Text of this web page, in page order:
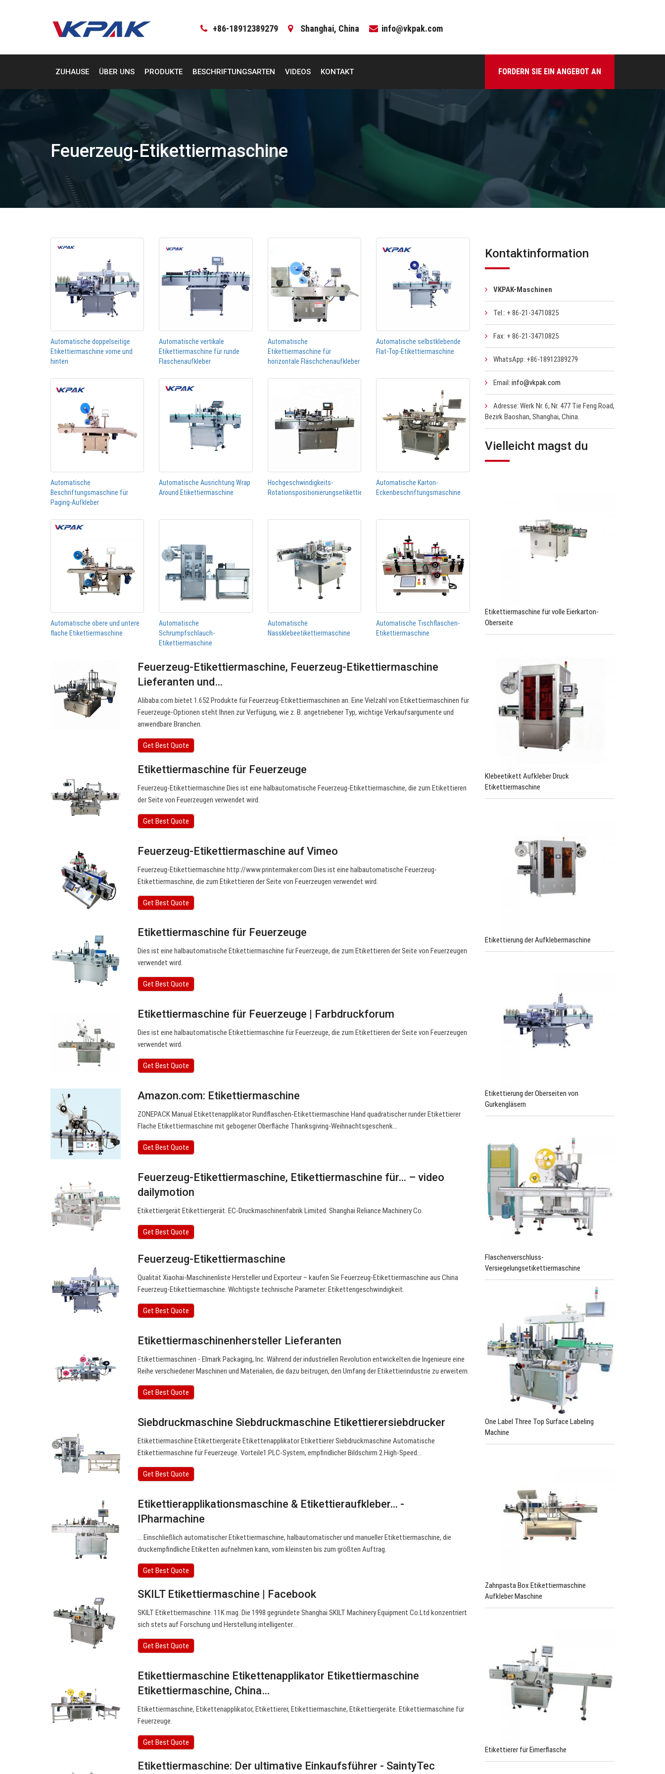
+86-18912389279 Shanghai, China info@vkpak.com
ZUHAUSE ÜBER UNS PRODUKTE BESCHRIFTUNGSARTEN VIDEOS KONTAKT FORDERN SIE EIN ANGEBOT AN
Feuerzeug-Etikettiermaschine
Automatische doppelseitige
Etikettiermaschine vorne und
hinten
Automatische vertikale
Etikettiermaschine für runde
Flaschenaufkleber
Automatische
Etikettiermaschine für
horizontale Fläschchenaufkleber
Automatische selbstklebende
Flat-Top-Etikettiermaschine
Automatische
Beschriftungsmaschine für
Paging-Aufkleber
Automatische Ausrichtung Wrap
Around Etikettiermaschine
Hochgeschwindigkeits-
Rotationspositionierungsetikettiermaschine
Automatische Karton-
Eckenbeschriftungsmaschine
Automatische obere und untere
flache Etikettiermaschine
Automatische
Schrumpfschlauch-
Etikettiermaschine
Automatische
Nassklebeetikettiermaschine
Automatische Tischflaschen-
Etikettiermaschine
Feuerzeug-Etikettiermaschine, Feuerzeug-Etikettiermaschine
Lieferanten und…
Alibaba.com bietet 1.652 Produkte für Feuerzeug-Etikettiermaschinen an. Eine Vielzahl von Etikettiermaschinen für
Feuerzeuge-Optionen steht Ihnen zur Verfügung, wie z. B. angetriebener Typ, wichtige Verkaufsargumente und
anwendbare Branchen.
Get Best Quote
Etikettiermaschine für Feuerzeuge
Feuerzeug-Etikettiermaschine Dies ist eine halbautomatische Feuerzeug-Etikettiermaschine, die zum Etikettieren
der Seite von Feuerzeugen verwendet wird.
Get Best Quote
Feuerzeug-Etikettiermaschine auf Vimeo
Feuerzeug-Etikettiermaschine http://www.printermaker.com Dies ist eine halbautomatische Feuerzeug-
Etikettiermaschine, die zum Etikettieren der Seite von Feuerzeugen verwendet wird.
Get Best Quote
Etikettiermaschine für Feuerzeuge
Dies ist eine halbautomatische Etikettiermaschine für Feuerzeuge, die zum Etikettieren der Seite von Feuerzeugen
verwendet wird.
Get Best Quote
Etikettiermaschine für Feuerzeuge | Farbdruckforum
Dies ist eine halbautomatische Etikettiermaschine für Feuerzeuge, die zum Etikettieren der Seite von Feuerzeugen
verwendet wird.
Get Best Quote
Amazon.com: Etikettiermaschine
ZONEPACK Manual Etikettenapplikator Rundflaschen-Etikettiermaschine Hand quadratischer runder Etikettierer
Flache Etikettiermaschine mit gebogener Oberfläche Thanksgiving-Weihnachtsgeschenk…
Get Best Quote
Feuerzeug-Etikettiermaschine, Etikettiermaschine für… – video
dailymotion
Etikettiergerät Etikettiergerät. EC-Druckmaschinenfabrik Limited. Shanghai Reliance Machinery Co.
Get Best Quote
Feuerzeug-Etikettiermaschine
Qualität Xiaohai-Maschinenliste Hersteller und Exporteur – kaufen Sie Feuerzeug-Etikettiermaschine aus China
Feuerzeug-Etikettiermaschine. Wichtigste technische Parameter: Etikettengeschwindigkeit.
Get Best Quote
Etikettiermaschinenhersteller Lieferanten
Etikettiermaschinen - Elmark Packaging, Inc. Während der industriellen Revolution entwickelten die Ingenieure eine
Reihe verschiedener Maschinen und Materialien, die dazu beitrugen, den Umfang der Etikettierindustrie zu erweitern.
Get Best Quote
Siebdruckmaschine Siebdruckmaschine Etikettierersiebdrucker
Etikettiermaschine Etikettiergeräte Etikettenapplikator Etikettierer Siebdruckmaschine Automatische
Etikettiermaschine für Feuerzeuge. Vorteile1.PLC-System, empfindlicher Bildschirm 2.High-Speed…
Get Best Quote
Etikettierapplikationsmaschine & Etikettieraufkleber… -
IPharmachine
… Einschließlich automatischer Etikettiermaschine, halbautomatischer und manueller Etikettiermaschine, die
druckempfindliche Etiketten aufnehmen kann, vom kleinsten bis zum größten Auftrag.
Get Best Quote
SKILT Etikettiermaschine | Facebook
SKILT Etikettiermaschine. 11K mag. Die 1998 gegründete Shanghai SKILT Machinery Equipment Co.Ltd konzentriert
sich stets auf Forschung und Herstellung intelligenter…
Get Best Quote
Etikettiermaschine Etikettenapplikator Etikettiermaschine
Etikettiermaschine, China…
Etikettiermaschine, Etikettenapplikator, Etikettierer, Etikettiermaschine, Etikettiergeräte. Etikettiermaschine für
Feuerzeuge.
Get Best Quote
Etikettiermaschine: Der ultimative Einkaufsführer - SaintyTec
Kontaktinformation
VKPAK-Maschinen
Tel.: + 86-21-34710825
Fax: + 86-21-34710825
WhatsApp: +86-18912389279
Email: info@vkpak.com
Adresse: Werk Nr. 6, Nr. 477 Tie Feng Road,
Bezirk Baoshan, Shanghai, China.
Vielleicht magst du
Etikettiermaschine für volle Eierkarton-
Oberseite
Klebeetikett Aufkleber Druck
Etikettiermaschine
Etikettierung der Aufklebermaschine
Etikettierung der Oberseiten von
Gurkengläsern
Flaschenverschluss-
Versiegelungsetikettiermaschine
One Label Three Top Surface Labeling
Machine
Zahnpasta Box Etikettiermaschine
Aufkleber Maschine
Etikettierer für Eimerflasche